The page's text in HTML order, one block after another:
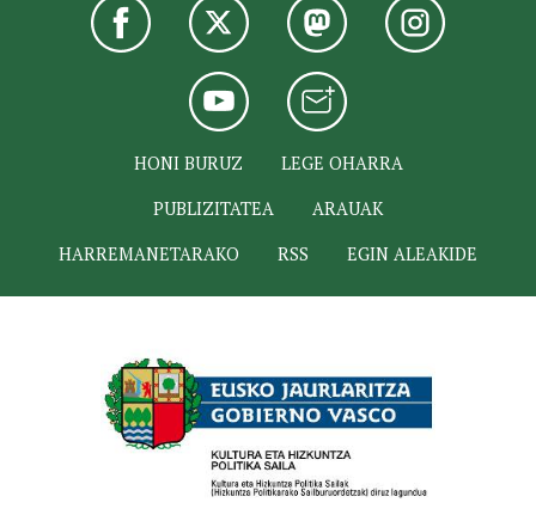
HONI BURUZ
LEGE OHARRA
PUBLIZITATEA
ARAUAK
HARREMANETARAKO
RSS EGIN ALEAKIDE